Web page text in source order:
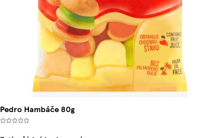
Pedro Hambáče 80g